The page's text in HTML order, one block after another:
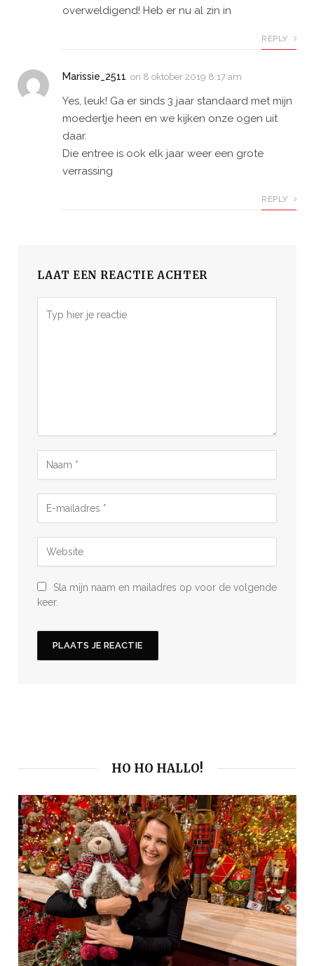
overweldigend! Heb er nu al zin in
REPLY
Marissie_2511 on 8 oktober 2019 8:17 am
Yes, leuk! Ga er sinds 3 jaar standaard met mijn
moedertje heen en we kijken onze ogen uit
daar.
Die entree is ook elk jaar weer een grote
verrassing
REPLY
LAAT EEN REACTIE ACHTER
Sla mijn naam en mailadres op voor de volgende
keer.
HO HO HALLO!